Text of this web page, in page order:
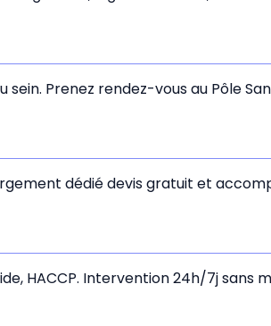
Prenez rendez-vous au Pôle
dédié devis gratuit et
HACCP. Intervention 24h/7j sans